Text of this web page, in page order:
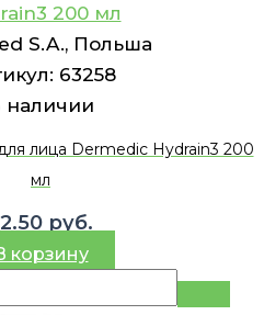
200 мл
S.A., Польша
63258
наличии
лица Dermedic Hydrain3 200
мл
руб.
корзину